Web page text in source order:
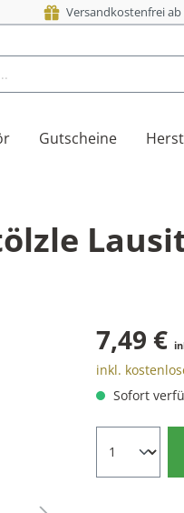
Versandkostenfrei ab
Gutscheine
7,49 €
inkl.
Sofort